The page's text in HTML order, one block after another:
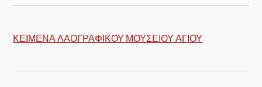
ΚΕΙΜΕΝΑ ΛΑΟΓΡΑΦΙΚΟΥ ΜΟΥΣΕΙΟΥ ΑΓΙΟΥ